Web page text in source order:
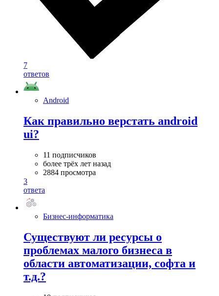
7
ответов
Android
Как правильно верстать android
ui?
11 подписчиков
более трёх лет назад
2884 просмотра
3
ответа
Бизнес-информатика
Существуют ли ресурсы о
проблемах малого бизнеса в
области автоматизации, софта и
т.д.?